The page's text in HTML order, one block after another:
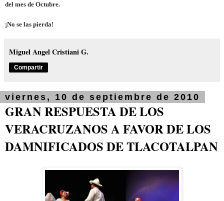
del mes de Octubre.
¡No se las pierda!
Miguel Angel Cristiani G.
Compartir
viernes, 10 de septiembre de 2010
GRAN RESPUESTA DE LOS
VERACRUZANOS A FAVOR DE LOS
DAMNIFICADOS DE TLACOTALPAN